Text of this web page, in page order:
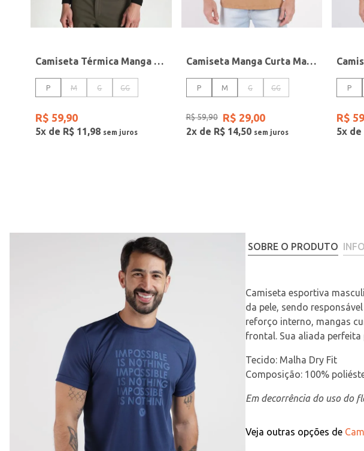
Camiseta Térmica Manga Longa Masculina PRETO
P M G GG
R$ 59,90
5x de R$ 11,98
Camiseta Manga Curta Masculina MARROM
P M G GG
R$59,90 R$ 29,00
2x de R$ 14,50
P
R$ 59
5x de
SOBRE O PRODUTO
Camiseta esportiva
da pele, sendo
reforço interno, mangas
frontal. Sua aliada
Tecido: Malha Dry Fit
Composição: 100%
Em decorrência do uso do
Veja outras opções de